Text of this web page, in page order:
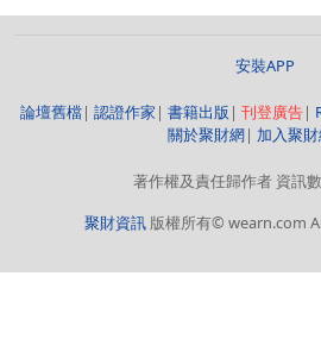
安裝APP
論壇舊檔| 認證作家 | 書籍出版 | 刊登廣告|
關於聚財網| 加入聚
著作權及責任歸作者 資訊
聚財資訊 版權所有© wearn.com